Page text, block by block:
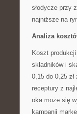
słodycze przy
najniższe na
Analiza
Koszt
składników i
0,15 do 0,25
receptury z
oka może się
kampanii